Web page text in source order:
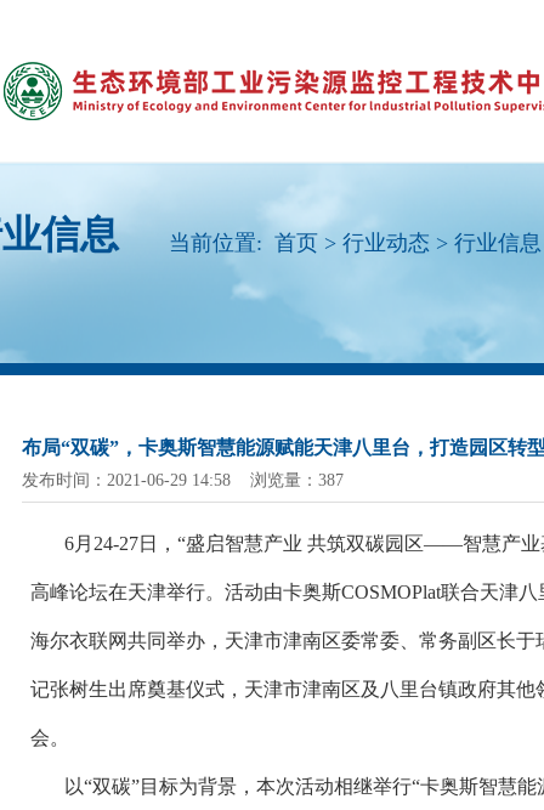
信息 当前位置: 首页 > 行业动态 > 行业信息
布局“双碳”，卡奥斯智慧能源赋能天津八里台，打造园区转
发布时间：2021-06-29 14:58 浏览量：387
6月24-27日，“盛启智慧产业 共筑双碳园区——智慧产
高峰论坛在天津举行。活动由卡奥斯COSMOPlat联合天津
海尔衣联网共同举办，天津市津南区委常委、常务副区长
记张树生出席奠基仪式，天津市津南区及八里台镇政府其
会。
以“双碳”目标为背景，本次活动相继举行“卡奥斯智慧